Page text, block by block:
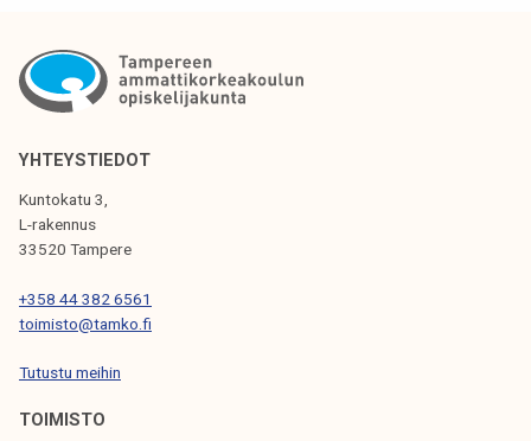
K
K
E
L
I
E
N
S
E
L
YHTEYSTIEDOT
Kuntokatu 3,
L-rakennus
33520 Tampere
+358 44 382 6561
toimisto@tamko.fi
Tutustu meihin
TOIMISTO